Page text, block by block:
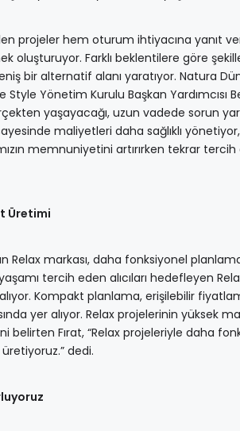
projeler hem oturum ihtiyacına yanıt
oluşturuyor. Farklı beklentilere göre
bir alternatif alanı yaratıyor. Natura
Yönetim Kurulu Başkan Yardımcısı
yaşayacağı, uzun vadede sorun
maliyetleri daha sağlıklı
memnuniyetini artırırken tekrar
Üretimi
Relax markası, daha fonksiyonel
tercih eden alıcıları hedefleyen
Kompakt planlama, erişilebilir
yer alıyor. Relax projelerinin yüksek
Fırat, “Relax projeleriyle daha
dedi.